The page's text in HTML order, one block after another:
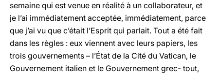
semaine qui est venue en réalité à un collaborateur, et
je l’ai immédiatement acceptée, immédiatement, parce
que j’ai vu que c’était l’Esprit qui parlait. Tout a été fait
dans les règles : eux viennent avec leurs papiers, les
trois gouvernements – l’État de la Cité du Vatican, le
Gouvernement italien et le Gouvernement grec- tout,